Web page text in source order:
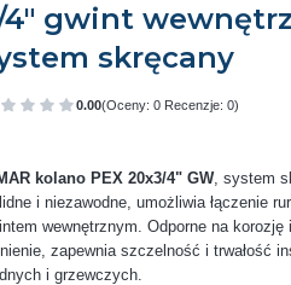
4" gwint
skręcany
0.00(Oceny: 0 Recenzje: 0)
Przejdź do sekcji Opinie
kolano PEX 20x3/4" GW, system
i niezawodne, umożliwia łączenie
wewnętrznym. Odporne na korozję
zapewnia szczelność i trwałość
i grzewczych.